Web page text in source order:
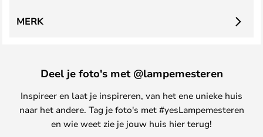
MERK
Deel je foto's met @lampemesteren
Inspireer en laat je inspireren, van het ene unieke huis
naar het andere. Tag je foto's met #yesLampemesteren
en wie weet zie je jouw huis hier terug!